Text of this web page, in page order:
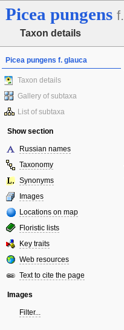
Picea pungens f.
Taxon details
Picea pungens f. glauca
Taxon details
Gallery of subtaxa
List of subtaxa
Show section
Russian names
Taxonomy
Synonyms
Images
Locations on map
Floristic lists
Key traits
Web resources
Text to cite the page
Images
Filter...